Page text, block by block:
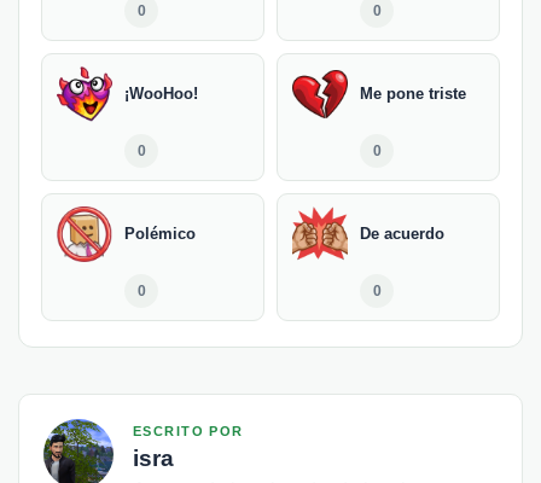
0 0
¡WooHoo!
0
Me pone triste
0
Polémico
0
De acuerdo
0
ESCRITO POR
isra